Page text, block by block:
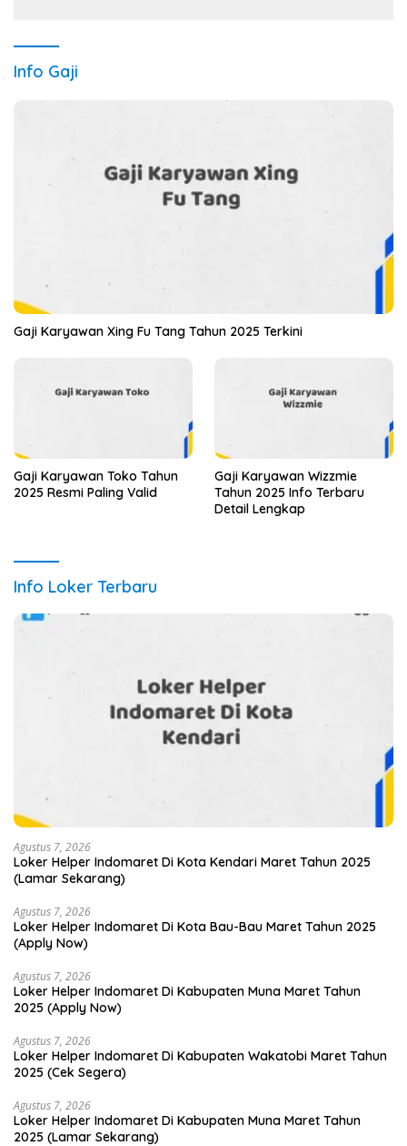
Info Gaji
Gaji Karyawan Xing Fu Tang Tahun 2025 Terkini
Gaji Karyawan Toko Tahun
2025 Resmi Paling Valid
Gaji Karyawan Wizzmie
Tahun 2025 Info Terbaru
Detail Lengkap
Info Loker Terbaru
Agustus 7, 2026
Loker Helper Indomaret Di Kota Kendari Maret Tahun 2025
(Lamar Sekarang)
Agustus 7, 2026
Loker Helper Indomaret Di Kota Bau-Bau Maret Tahun 2025
(Apply Now)
Agustus 7, 2026
Loker Helper Indomaret Di Kabupaten Muna Maret Tahun
2025 (Apply Now)
Agustus 7, 2026
Loker Helper Indomaret Di Kabupaten Wakatobi Maret Tahun
2025 (Cek Segera)
Agustus 7, 2026
Loker Helper Indomaret Di Kabupaten Muna Maret Tahun
2025 (Lamar Sekarang)